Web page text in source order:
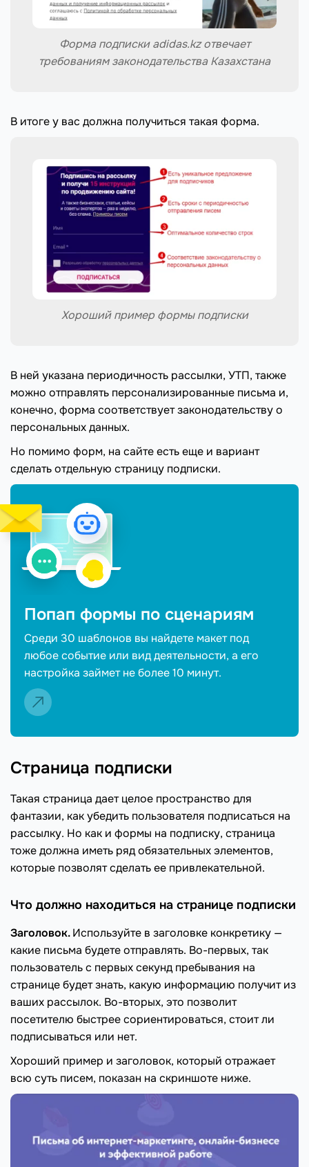
Форма подписки adidas.kz отвечает
требованиям законодательства Казахстана
В итоге у вас должна получиться такая форма.
Хороший пример формы подписки
В ней указана периодичность рассылки, УТП, также
можно отправлять персонализированные письма и,
конечно, форма соответствует законодательству о
персональных данных.
Но помимо форм, на сайте есть еще и вариант
сделать отдельную страницу подписки.
Попап формы по сценариям
Среди 30 шаблонов вы найдете макет под
любое событие или вид деятельности, а его
настройка займет не более 10 минут.
Страница подписки
Такая страница дает целое пространство для
фантазии, как убедить пользователя подписаться на
рассылку. Но как и формы на подписку, страница
тоже должна иметь ряд обязательных элементов,
которые позволят сделать ее привлекательной.
Что должно находиться на странице подписки
Заголовок.Используйте в заголовке конкретику —
какие письма будете отправлять. Во-первых, так
пользователь с первых секунд пребывания на
странице будет знать, какую информацию получит из
ваших рассылок. Во-вторых, это позволит
посетителю быстрее сориентироваться, стоит ли
подписываться или нет.
Хороший пример и заголовок, который отражает
всю суть писем, показан на скриншоте ниже.